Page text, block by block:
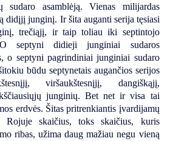
sudaro asamblėją. Vienas milijardas
didįjį junginį. Ir šita auganti serija tęsiasi
trečiąjį, ir taip toliau iki septintojo
septyni didieji junginiai sudaros
o septyni pagrindiniai junginiai sudaro
būdu septynetais augančios serijos
viršaukštesnįjį, dangiškąjį,
junginių. Bet net ir visa tai
erdvės. Šitas pritrenkiantis įvardijamų
Rojuje skaičius, toks skaičius, kuris
ribas, užima daug mažiau negu vieną